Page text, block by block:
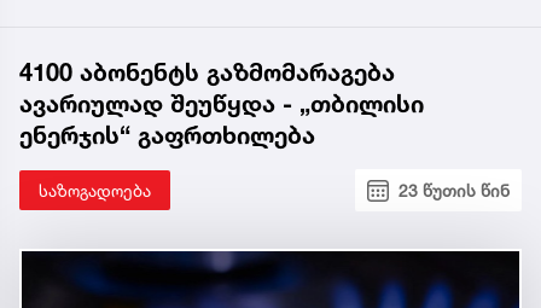
4100 აბონენტს გაზმომარაგება
ავარიულად შეუწყდა - „თბილისი
ენერჯის“ გაფრთხილება
საზოგადოება 23 წუთის წინ